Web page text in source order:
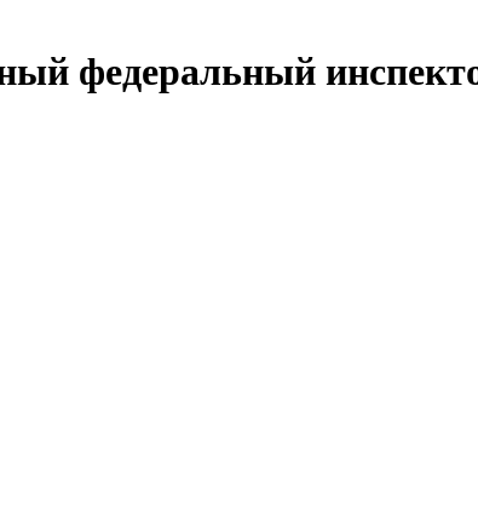
федеральный